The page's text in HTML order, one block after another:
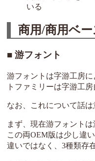
いる
商用/商用ベ
游フォント
游フォントは字游工房
トファミリーは字游工
なお、これについて話は
まず、現在游フォントは
この両OEM版は少し違
違いではなく、3種類存